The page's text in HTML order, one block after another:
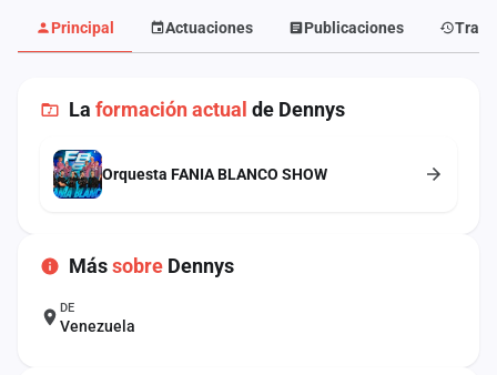
Principal Actuaciones Publicaciones
La formación actual de Dennys
Orquesta FANIA BLANCO SHOW
Mássobre Dennys
DE
Venezuela
Anuncios
sesión
Crear
cuenta
Contacto